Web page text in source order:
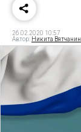
26.02.2020 10:57
Автор: Никита Вятчанин